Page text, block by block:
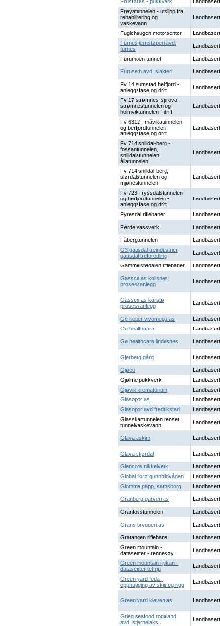
Frustøl as - pukkverk
Landbasert
Frøyatunnelen - utslipp fra
rehabilitering og
vaskevann
Landbasert
Fuglehaugen motorsenter
Landbasert
Furnes jernstøperi avd.
furnes
Landbasert
Furumoen tunnel Landbasert
Furuseth avd. slakteri Landbasert
Fv 14 sumstad hellfjord -
anleggsfase og drift
Landbasert
Fv 17 strømnes-sprova,
strømnestunnelen og
holmviktunnelen - drift
Landbasert
Fv 6312 - måvikatunnelen
og berfjordtunnelen -
anleggsfase og drift
Landbasert
Fv 714 snilldal-berg -
fossantunnelen,
snilldalstunnelen,
åliatunnelen
Landbasert
Fv 714 snilldal-berg,
slørdalstunnelen og
mjønestunnelen
Landbasert
Fv 723 - ryssdalstunnelen
og herfjordtunnelen -
anleggsfase og drift
Landbasert
Fyresdal riflebaner Landbasert
Førde vassverk Landbasert
Fåbergtunnelen
Landbasert
G3 gausdal treindustrier
gausdal treforedling
Landbasert
Gammelstødalen riflebaner Landbasert
Gassco as kollsnes
prosessanlegg
Landbasert
Gassco as kårstø
prosessanlegg
Landbasert
Gc rieber vivomega as
Landbasert
Ge healthcare
Landbasert
Ge healthcare lindesnes Landbasert
Gjerberg gård Landbasert
Gjøco
Landbasert
Gjølme pukkverk
Landbasert
Gjøvik krematorium
Landbasert
Glasopor as
Landbasert
Glasopor avd fredrikstad
Landbasert
Glasskartunnelen renset
tunnelvaskevann
Landbasert
Glava askim Landbasert
Glava stjørdal Landbasert
Glencore nikkelverk
Landbasert
Global florø gunnhildvågen
Landbasert
Glomma papp, sarpsborg
Landbasert
Granberg garveri as Landbasert
Granfosstunnelen Landbasert
Grans bryggeri as Landbasert
Gratangen riflebane
Landbasert
Green mountain -
datasenter - rennesøy
Landbasert
Green mountain rjukan -
datasenter tel-rju
Landbasert
Green yard feda -
opphugging av skip og rigg
Landbasert
Green yard kleven as Landbasert
Grieg seafood rogaland
avd. stjernelaks.
Landbasert